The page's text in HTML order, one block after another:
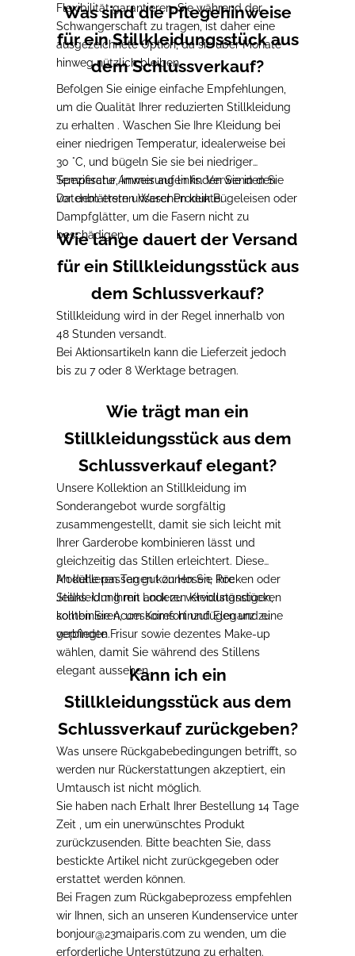
Flexibilität garantieren. Sie während der
Schwangerschaft zu tragen, ist daher eine
ausgezeichnete Option, da sie über Monate
hinweg nützlich bleiben.
Was sind die Pflegehinweise
für ein Stillkleidungsstück aus
dem Schlussverkauf?
Befolgen Sie einige einfache Empfehlungen
um die Qualität Ihrer reduzierten Stillkleidung
zu erhalten . Waschen Sie Ihre Kleidung bei
einer niedrigen Temperatur, idealerweise bei
30 °C , und bügeln Sie sie bei niedriger
Temperatur, immer auf links.Verwenden Sie
vor dem ersten Waschen kein Bügeleisen oder
Dampfglätter , um die Fasern nicht zu
beschädigen.
Spezifische Anweisungenfinden Sie in den
Datenblättern unserer Produkte.
Wie lange dauert der Versand
für ein Stillkleidungsstück aus
dem Schlussverkauf?
Stillkleidung wird in der Regel innerhalb von
48 Stunden versandt.
Bei Aktionsartikeln kann die Lieferzeit jedoch
bis zu 7 oder 8 Werktage betragen.
Wie trägt man ein
Stillkleidungsstück aus dem
Schlussverkauf elegant?
Unsere Kollektion an Stillkleidung im
Sonderangebot wurde sorgfältig
zusammengestellt, damit sie sich leicht mit
Ihrer Garderobe kombinieren lässt und
gleichzeitig das Stillen erleichtert. Diese
Modelle passen gut zu Hosen, Röcken oder
Jeans. Um Ihren Look zu vervollständigen,
sollten Sie Accessoires hinzufügen und eine
gepflegte Frisur sowie dezentes Make-up
wählen, damit Sie während des Stillens
elegant aussehen.
An kühleren Tagenkönnen Sie Ihre
Stillkleidung mit anderen Kleidungsstücken
kombinieren, um Komfort und Eleganz zu
verbinden.
Kann ich ein
Stillkleidungsstück aus dem
Schlussverkauf zurückgeben?
Was unsere Rückgabebedingungen betrifft, so
werden nur Rückerstattungen akzeptiert, ein
Umtausch ist nicht möglich.
Sie haben nach Erhalt Ihrer Bestellung 14 Tage
Zeit
, um ein unerwünschtes Produkt
zurückzusenden. Bitte beachten Sie, dass
bestickte Artikel nicht zurückgegeben oder
erstattet werden können.
Bei Fragen zum Rückgabeprozess empfehlen
wir Ihnen, sich an unseren Kundenservice unter
bonjour@23maiparis.com zu wenden , um die
erforderliche Unterstützung zu erhalten.